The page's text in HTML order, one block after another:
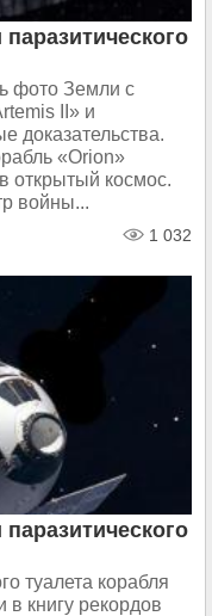
фото Земли с
II» и
доказательства.
«Orion»
открытый космос.
войны...
1 032
туалета корабля
книгу рекордов